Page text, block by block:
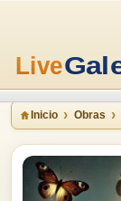
Inicio Obras